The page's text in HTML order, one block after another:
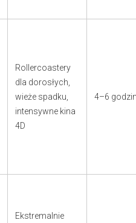
Rollercoastery
dla dorosłych,
wieże spadku,
intensywne kina
4D
4–6
Ekstremalnie